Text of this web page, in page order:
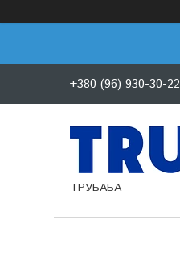
+380 (96) 930-30-22
ТРУБАБА